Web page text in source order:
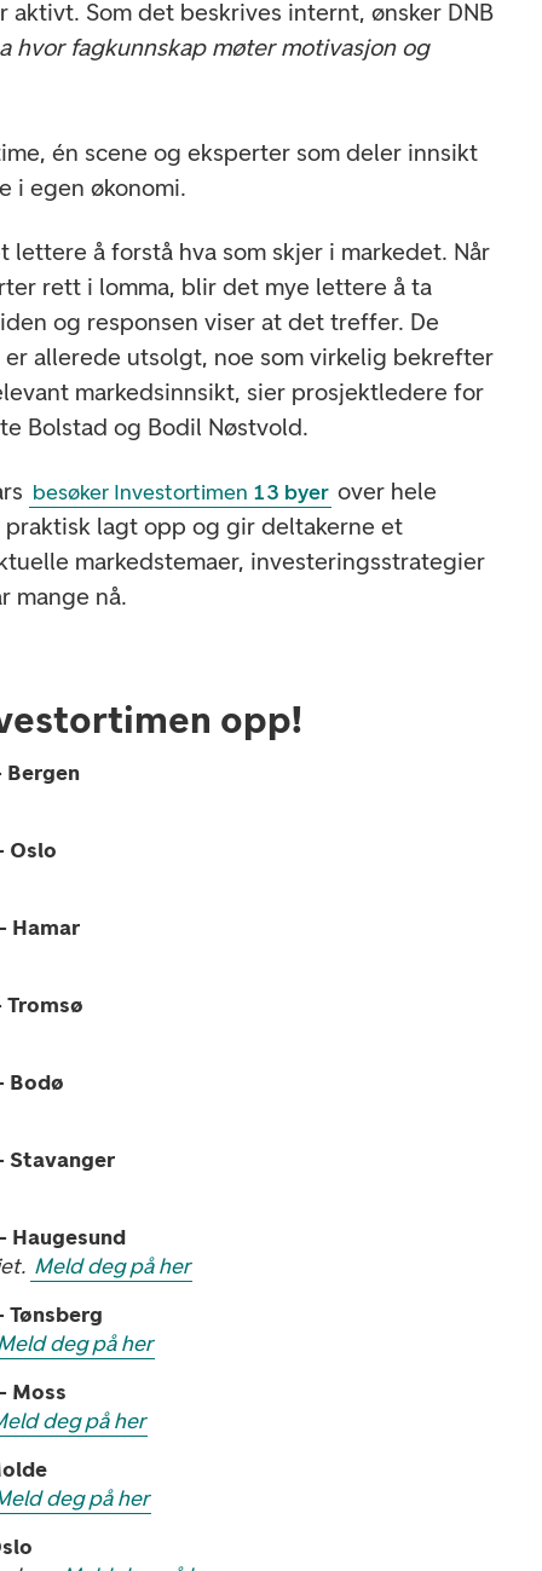
Som det beskrives internt, ønsker DNB
hvor fagkunnskap møter motivasjon og
én scene og eksperter som deler innsikt
i egen økonomi.
lettere å forstå hva som skjer i markedet. Når
rett i lomma, blir det mye lettere å ta
og responsen viser at det treffer. De
allerede utsolgt, noe som virkelig bekrefter
markedsinnsikt, sier prosjektledere for
Bolstad og Bodil Nøstvold.
besøker Investortimen 13 byer over hele
praktisk lagt opp og gir deltakerne et
markedstemaer, investeringsstrategier
mange nå.
opp!
Bergen
Oslo
Hamar
Tromsø
Bodø
Stavanger
Haugesund
Meld deg på her
Tønsberg
deg på her
Moss
deg på her
deg på her